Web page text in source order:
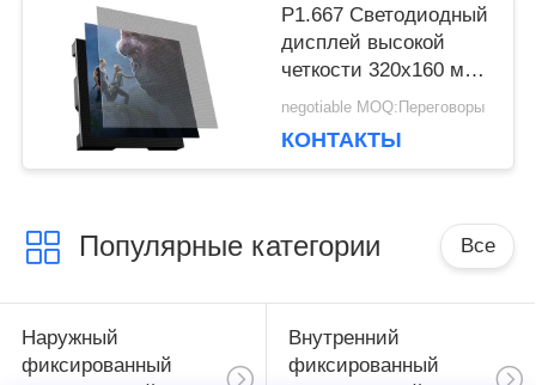
P1.667 Светодиодный
дисплей высокой
четкости 320x160 мм
для помещений GOB
negotiable MOQ:Переговоры
КОНТАКТЫ
Популярные категории Все
Наружный
фиксированный
Внутренний
фиксированный